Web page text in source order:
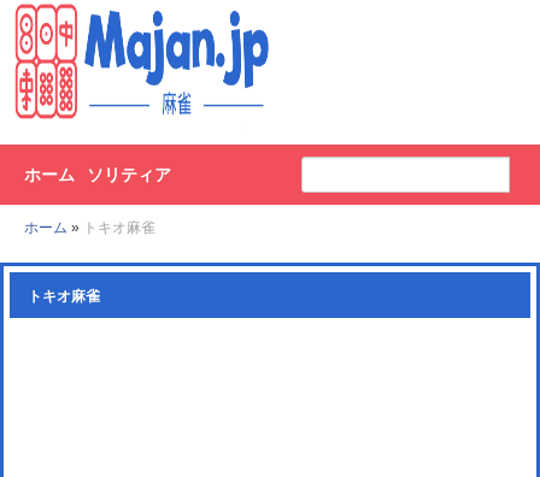
ホーム ソリティア
ホーム » トキオ麻雀
トキオ麻雀